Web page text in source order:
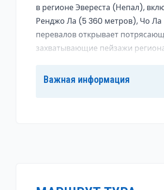
в регионе Эвереста (Непал),
Ренджо Ла (5 360 метров), Чо
перевалов открывает
захватывающие пейзажи
Трек обычно начинается и
Важная информация